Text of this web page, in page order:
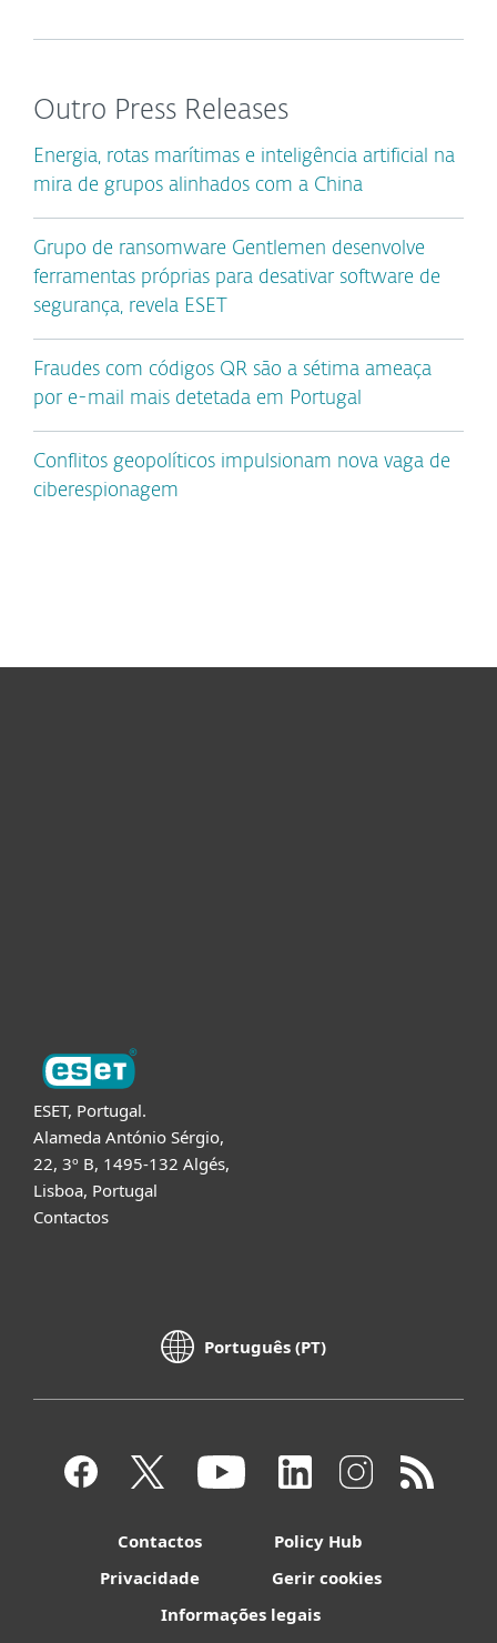
Outro Press Releases
Energia, rotas marítimas e inteligência artificial na
mira de grupos alinhados com a China
Grupo de ransomware Gentlemen desenvolve
ferramentas próprias para desativar software de
segurança, revela ESET
Fraudes com códigos QR são a sétima ameaça
por e-mail mais detetada em Portugal
Conflitos geopolíticos impulsionam nova vaga de
ciberespionagem
ESET, Portugal.
Alameda António Sérgio,
22, 3º B, 1495-132 Algés,
Lisboa, Portugal
Contactos
Português (PT)
Contactos
Policy Hub
Privacidade
Gerir cookies
Informações legais